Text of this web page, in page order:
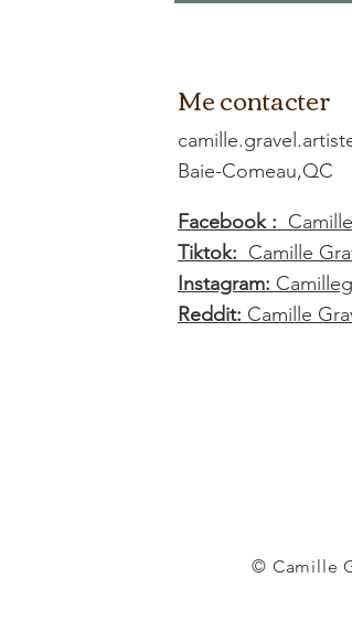
Me contacter
Baie-Comeau,QC
Facebook :
Tiktok: Camille
Instagram:
Reddit: Camille
© Camille